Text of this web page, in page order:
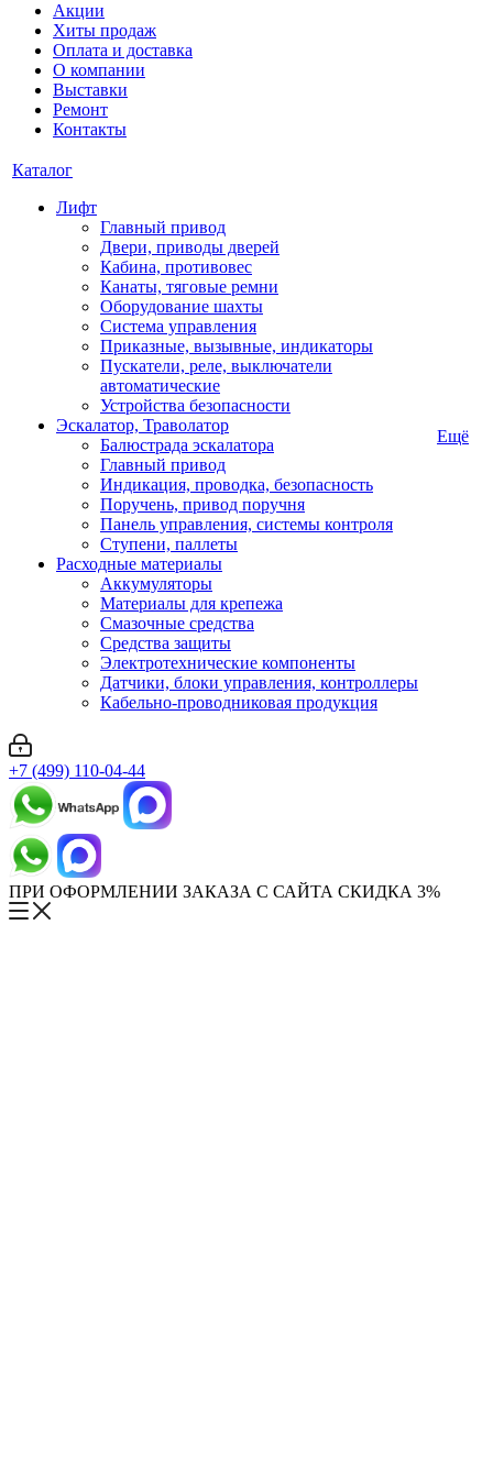
Акции
Хиты продаж
Оплата и доставка
О компании
Выставки
Ремонт
Контакты
Каталог
Лифт
Главный привод
Двери, приводы дверей
Кабина, противовес
Канаты, тяговые ремни
Оборудование шахты
Система управления
Приказные, вызывные, индикаторы
Пускатели, реле, выключатели
автоматические
Устройства безопасности
Эскалатор, Траволатор
Балюстрада эскалатора
Главный привод
Индикация, проводка, безопасность
Поручень, привод поручня
Панель управления, системы контроля
Ступени, паллеты
Расходные материалы
Аккумуляторы
Материалы для крепежа
Смазочные средства
Средства защиты
Электротехнические компоненты
Датчики, блоки управления, контроллеры
Кабельно-проводниковая продукция
Ещё
+7 (499) 110-04-44
ПРИ ОФОРМЛЕНИИ ЗАКАЗА С САЙТА СКИДКА 3%